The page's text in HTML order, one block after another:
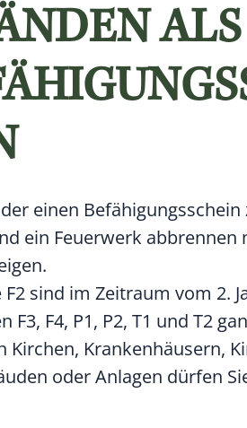
einen
ein Feuerwerk
sind im Zeitraum vom 2.
F3, F4, P1, P2, T1 und T2
Kirchen, Krankenhäusern,
oder Anlagen dürfen